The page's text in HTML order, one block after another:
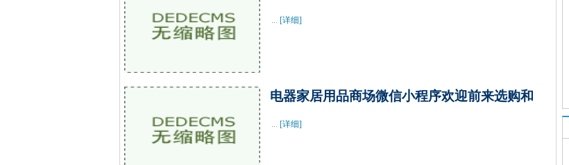
... [详细]
电器家居用品商场微信小程序欢迎前来选购和
... [详细]